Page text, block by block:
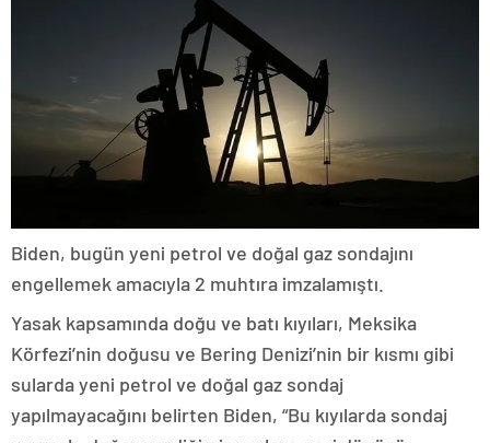
Biden, bugün yeni petrol ve doğal gaz sondajını
engellemek amacıyla 2 muhtıra imzalamıştı.
Yasak kapsamında doğu ve batı kıyıları, Meksika
Körfezi’nin doğusu ve Bering Denizi’nin bir kısmı gibi
sularda yeni petrol ve doğal gaz sondaj
yapılmayacağını belirten Biden, “Bu kıyılarda sondaj